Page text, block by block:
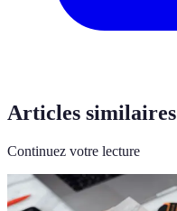
Articles similaires
Continuez votre lecture